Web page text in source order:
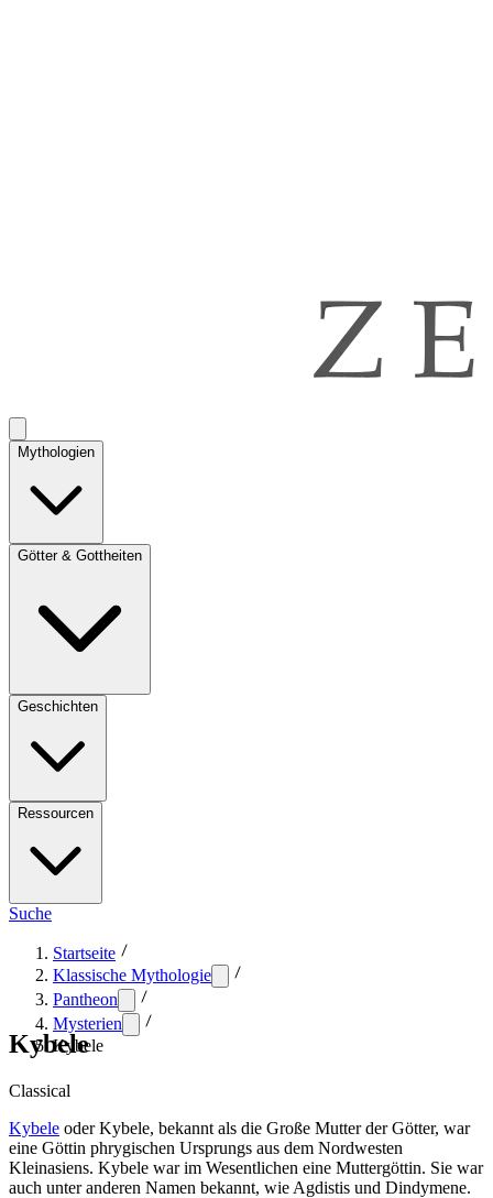
Mythologien
Götter & Gottheiten
Geschichten
Ressourcen
Suche
Startseite
Klassische Mythologie
Pantheon
Mysterien
Kybele
Kybele
Classical
Kybele oder Kybele, bekannt als die Große Mutter der Götter, war
eine Göttin phrygischen Ursprungs aus dem Nordwesten
Kleinasiens. Kybele war im Wesentlichen eine Muttergöttin. Sie war
auch unter anderen Namen bekannt, wie Agdistis und Dindymene.